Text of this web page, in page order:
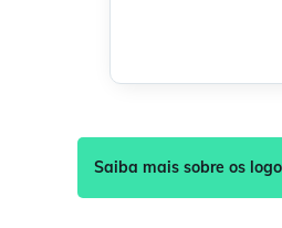
Saiba mais sobre os